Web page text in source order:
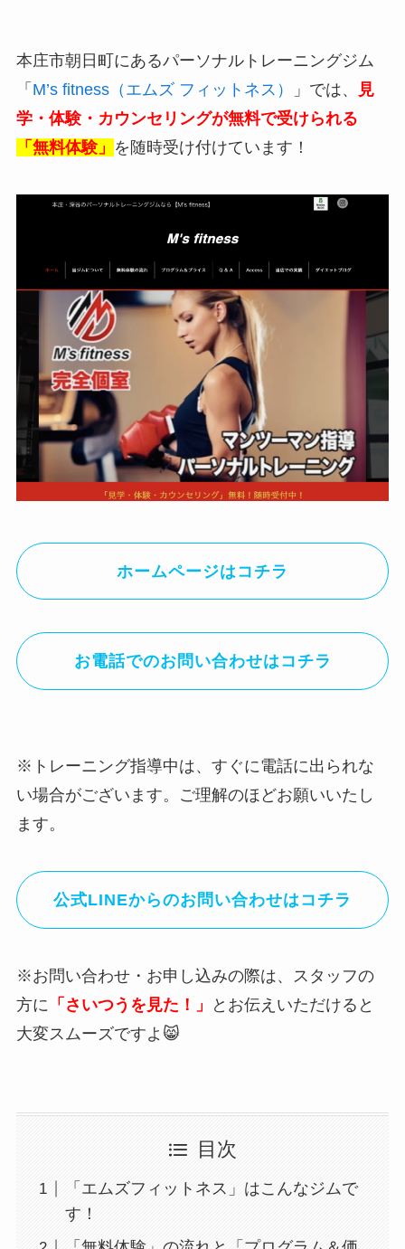
本庄市朝日町にあるパーソナルトレーニングジム
「 M’s fitness（エムズ フィットネス） 」では、
見
学・体験・カウンセリングが無料で受けられる
「無料体験」 を随時受け付けています！
ホームページはコチラ
お電話でのお問い合わせはコチラ
※トレーニング指導中は、すぐに電話に出られな
い場合がございます。ご理解のほどお願いいたし
ます。
公式LINEからのお問い合わせはコチラ
※お問い合わせ・お申し込みの際は、スタッフの
方に 「さいつうを見た！」
とお伝えいただけると
大変スムーズですよ😸
目次
「エムズフィットネス」はこんなジムで
す！